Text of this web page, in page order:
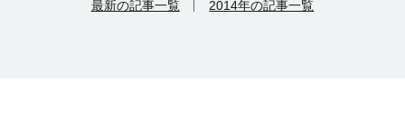
最新の記事一覧 2014年の記事一覧